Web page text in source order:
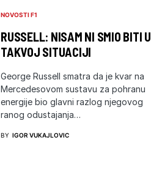
NOVOSTI F1
RUSSELL: NISAM NI SMIO BITI U
TAKVOJ SITUACIJI
George Russell smatra da je kvar na
Mercedesovom sustavu za pohranu
energije bio glavni razlog njegovog
ranog odustajanja…
BY IGOR VUKAJLOVIC